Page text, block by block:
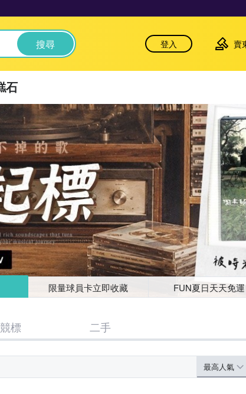
搜尋 登入 賣
石
限量球員卡立即收藏 FUN夏日天天免運
競標 二手
最高人氣